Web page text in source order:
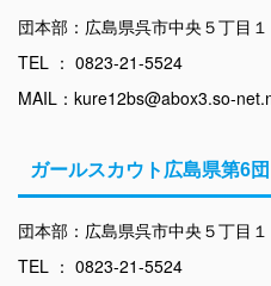
団本部：広島県呉市中央５丁目
TEL ： 0823-21-5524
MAIL：kure12bs@abox3.so-
ガールスカウト広島県第6団
団本部：広島県呉市中央５丁目
TEL ： 0823-21-5524